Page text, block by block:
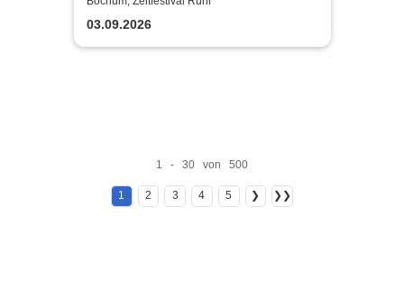
03.09.2026
1 - 30 von 500
1 2 3 4 5 ❯ ❯❯